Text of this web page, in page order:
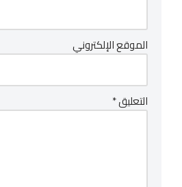
الموقع الإلكتروني
التعليق*